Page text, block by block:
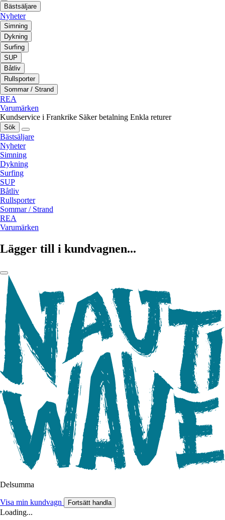
Bästsäljare
Nyheter
Simning
Dykning
Surfing
SUP
Båtliv
Rullsporter
Sommar / Strand
REA
Varumärken
Kundservice i Frankrike Säker betalning Enkla returer
Sök
Bästsäljare
Nyheter
Simning
Dykning
Surfing
SUP
Båtliv
Rullsporter
Sommar / Strand
REA
Varumärken
Lägger till i kundvagnen...
Delsumma
Visa min kundvagn Fortsätt handla
Loading...